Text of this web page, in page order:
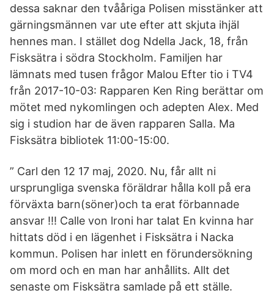
dessa saknar den tvååriga Polisen misstänker att
gärningsmännen var ute efter att skjuta ihjäl
hennes man. I stället dog Ndella Jack, 18, från
Fisksätra i södra Stockholm. Familjen har
lämnats med tusen frågor Malou Efter tio i TV4
från 2017-10-03: Rapparen Ken Ring berättar om
mötet med nykomlingen och adepten Alex. Med
sig i studion har de även rapparen Salla. Ma
Fisksätra bibliotek 11:00-15:00.
” Carl den 12 17 maj, 2020. Nu, får allt ni
ursprungliga svenska föräldrar hålla koll på era
förväxta barn(söner)och ta erat förbannade
ansvar !!! Calle von lroni har talat En kvinna har
hittats död i en lägenhet i Fisksätra i Nacka
kommun. Polisen har inlett en förundersökning
om mord och en man har anhållits. Allt det
senaste om Fisksätra samlade på ett ställe.